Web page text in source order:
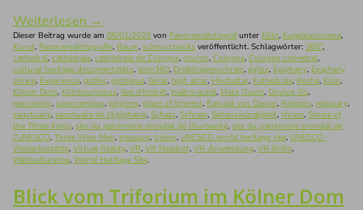
Weiterlesen →
Dieser Beitrag wurde am 06/01/2020 von Panoramafotografunter Köln, Kugelpanorama,
Kunst, Panoramafotografie, Raum, schnurstracks veröffentlicht. Schlagwörter: 360°,
cathedral, cathédrale, cathédrale de Cologne, church, Cologne, Cologne cathedral,
cultural heritage documentation, dom360, Dreikönigenschrein, église, Epiphany, Epiphany
shrine, Experience, gothic, gothique, Gotik, high altar, Hochaltar, Kathedrale, Kirche, Köln,
Kölner Dom, Kölntourismus, lieu d'intérêt, maître-autel, Meta Quest, Oculus Go,
panoramic, panoramique, pilgrims, place of interest, Rainald von Dassel, Religion, reliquary,
sanctuaire, sanctuaire de l'Epiphanie, Schatz, Schrein, Sehenswürdigkeit, shrine, Shrine of
the Three Kings, site du patrimoine mondial de l'humanité, site du patrimoine mondial de
l'UNESCO, Three Wise Men, treasure, trésor, UNESCO world heritage site, UNESCO-
Welterbestätte, Virtual Reality, VR, VR Headset, VR-Anwendung, VR-Brille,
Weltkulturerbe, World Heritage Site.
Blick vom Triforium im Kölner Dom